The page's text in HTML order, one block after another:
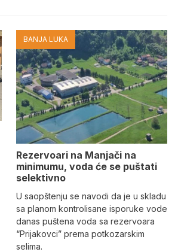
BANJA LUKA
Rezervoari na Manjači na
minimumu, voda će se puštati
selektivno
U saopštenju se navodi da je u skladu
sa planom kontrolisane isporuke vode
danas puštena voda sa rezervoara
“Prijakovci” prema potkozarskim
selima.